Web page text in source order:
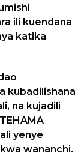
ili kuendana
katika
kubadilishana
na kujadili
yenye
wananchi.